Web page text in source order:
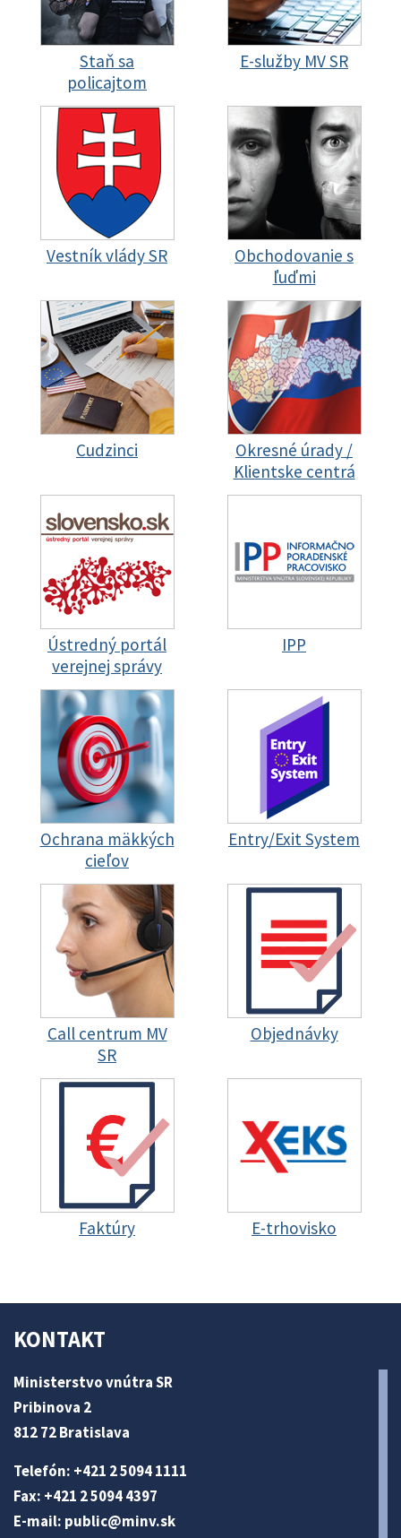
Staň sa
policajtom
E-služby MV SR
Vestník vlády SR
Obchodovanie s
ľuďmi
Cudzinci
Okresné úrady /
Klientske centrá
Ústredný portál
verejnej správy
IPP
Ochrana mäkkých
cieľov
Entry/Exit System
Call centrum MV
SR
Objednávky
Faktúry E-trhovisko
KONTAKT
Ministerstvo vnútra SR
Pribinova 2
812 72 Bratislava
Telefón: +421 2 5094 1111
Fax: +421 2 5094 4397
E-mail: public@minv.sk